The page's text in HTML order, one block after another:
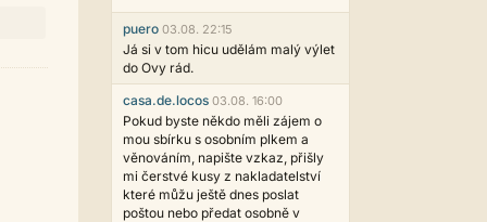
puero 03.08. 22:15
Já si v tom hicu udělám malý výlet
do Ovy rád.
casa.de.locos 03.08. 16:00
Pokud byste někdo měli zájem o
mou sbírku s osobním plkem a
věnováním, napište vzkaz, přišly
mi čerstvé kusy z nakladatelství
které můžu ještě dnes poslat
poštou nebo předat osobně v